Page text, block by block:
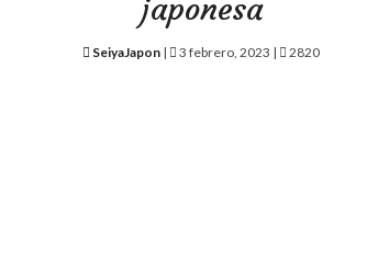
japonesa
SeiyaJapon | 3 febrero, 2023 | 2820